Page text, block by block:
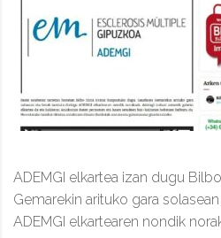
ADEMGI elkartea izan dugu
Gemarekin arituko gara
ADEMGI elkartearen nondik